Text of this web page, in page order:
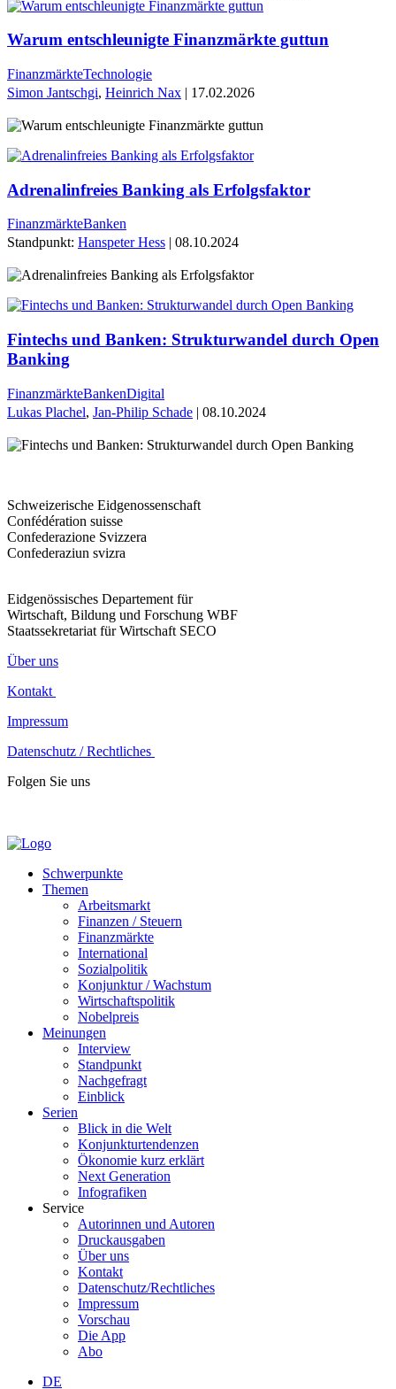
Warum entschleunigte Finanzmärkte guttun
FinanzmärkteTechnologie
Simon Jantschgi, Heinrich Nax | 17.02.2026
Adrenalinfreies Banking als Erfolgsfaktor
FinanzmärkteBanken
Standpunkt: Hanspeter Hess | 08.10.2024
Fintechs und Banken: Strukturwandel durch Open
Banking
FinanzmärkteBankenDigital
Lukas Plachel, Jan-Philip Schade | 08.10.2024
Schweizerische Eidgenossenschaft
Confédération suisse
Confederazione Svizzera
Confederaziun svizra
Eidgenössisches Departement für
Wirtschaft, Bildung und Forschung WBF
Staatssekretariat für Wirtschaft SECO
Über uns
Kontakt
Impressum
Datenschutz / Rechtliches
Folgen Sie uns
Schwerpunkte
Themen
Arbeitsmarkt
Finanzen / Steuern
Finanzmärkte
International
Sozialpolitik
Konjunktur / Wachstum
Wirtschaftspolitik
Nobelpreis
Meinungen
Interview
Standpunkt
Nachgefragt
Einblick
Serien
Blick in die Welt
Konjunkturtendenzen
Ökonomie kurz erklärt
Next Generation
Infografiken
Service
Autorinnen und Autoren
Druckausgaben
Über uns
Kontakt
Datenschutz/Rechtliches
Impressum
Vorschau
Die App
Abo
DE